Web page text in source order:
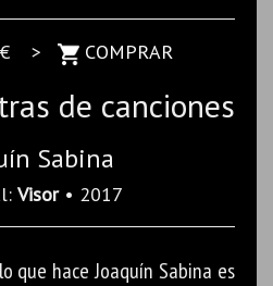
€ > COMPRAR
de canciones
Sabina
Visor• 2017
que hace Joaquín Sabina es